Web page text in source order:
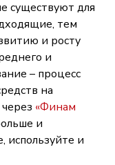
существуют для
тем
и росту
и
– процесс
на
«Финам
и
используйте и